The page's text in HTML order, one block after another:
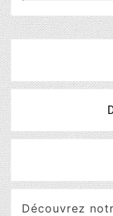
Découvrez